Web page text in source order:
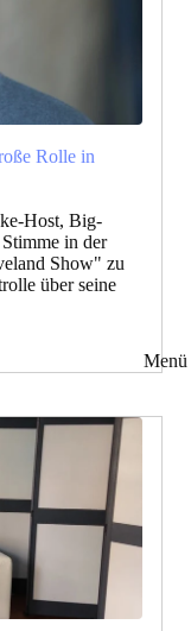
Menü
Rolle in
Host, Big-
in der
Show" zu
über seine